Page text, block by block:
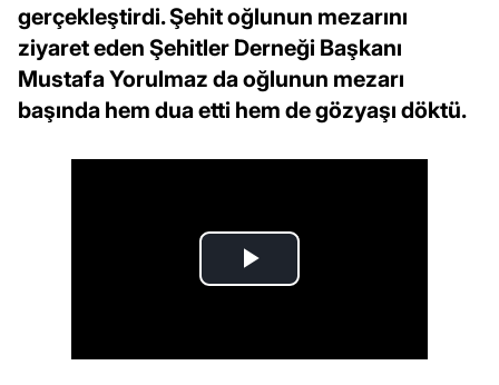
gerçekleştirdi. Şehit oğlunun mezarını
ziyaret eden Şehitler Derneği Başkanı
Mustafa Yorulmaz da oğlunun mezarı
başında hem dua etti hem de gözyaşı döktü.